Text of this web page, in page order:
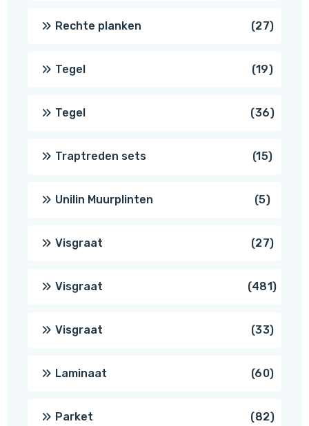
Rechte planken 2727
Tegel 1919
Tegel 3636
Traptreden sets 1515
Unilin Muurplinten 55
Visgraat 2727
Visgraat 481481
Visgraat 3333
Laminaat 6060
Parket 8282